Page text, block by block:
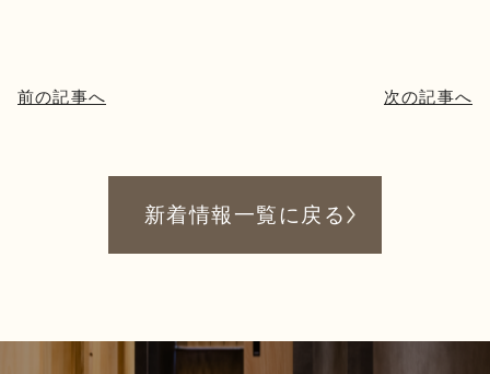
前の記事へ 次の記事へ
新着情報一覧に戻る